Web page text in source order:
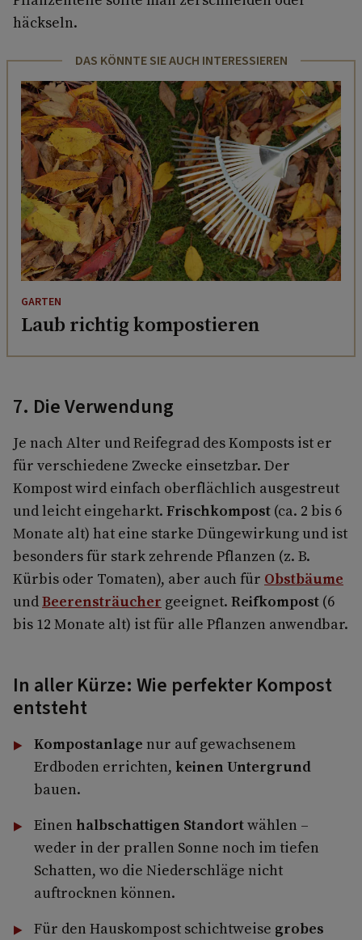
häckseln.
DAS KÖNNTE SIE AUCH INTERESSIEREN
GARTEN
Laub richtig kompostieren
7. Die Verwendung
Je nach Alter und Reifegrad des Komposts ist er
für verschiedene Zwecke einsetzbar. Der
Kompost wird einfach oberflächlich ausgestreut
und leicht eingeharkt. Frischkompost (ca. 2 bis 6
Monate alt) hat eine starke Düngewirkung und ist
besonders für stark zehrende Pflanzen (z. B.
Kürbis oder Tomaten), aber auch für Obstbäume
undBeerensträucher geeignet. Reifkompost (6
bis 12 Monate alt) ist für alle Pflanzen anwendbar.
In aller Kürze: Wie perfekter Kompost
entsteht
Kompostanlage nur auf gewachsenem
Erdboden errichten, keinen Untergrund
bauen.
Einen halbschattigen Standortwählen –
weder in der prallen Sonne noch im tiefen
Schatten, wo die Niederschläge nicht
auftrocknen können.
Für den Hauskompost schichtweise grobes